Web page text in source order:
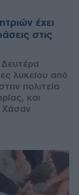
έχει
στις
λυκείου από
πολιτεία
και
Χάσαν